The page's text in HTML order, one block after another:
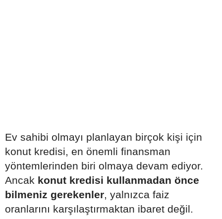
Ev sahibi olmayı planlayan birçok kişi için
konut kredisi, en önemli finansman
yöntemlerinden biri olmaya devam ediyor.
Ancak konut kredisi kullanmadan önce
bilmeniz gerekenler, yalnızca faiz
oranlarını karşılaştırmaktan ibaret değil.